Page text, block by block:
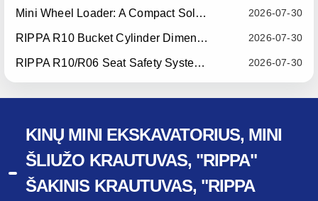
2026-07-30
Mini Wheel Loader: A Compact Solution For Efficient Material Handling
2026-07-30
RIPPA R10 Bucket Cylinder Dimension Optimization — Effective July 15, 2026
2026-07-30
RIPPA R10/R06 Seat Safety System Upgrade — Effective July 22, 2026
KINŲ MINI EKSKAVATORIUS, MINI
ŠLIUŽO KRAUTUVAS, "RIPPA"
ŠAKINIS KRAUTUVAS, "RIPPA